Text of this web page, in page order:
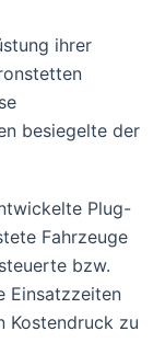
ihrer
besiegelte der
Plug-
Fahrzeuge
bzw.
Einsatzzeiten
Kostendruck zu